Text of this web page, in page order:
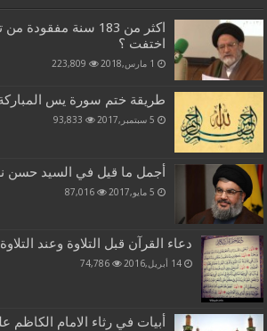
اكثر من 183 سنة
اختفت ؟
1 مارس,2018 223,809
طريقة ختم سورة يس
5 سبتمبر,2017 93,833
أجمل ما قيل في السيد حسن
5 مايو,2017 87,016
دعاء القرآن قبل التلاوة وعند
14 أبريل,2016 74,786
أبيات في رثاء الامام الكاظم